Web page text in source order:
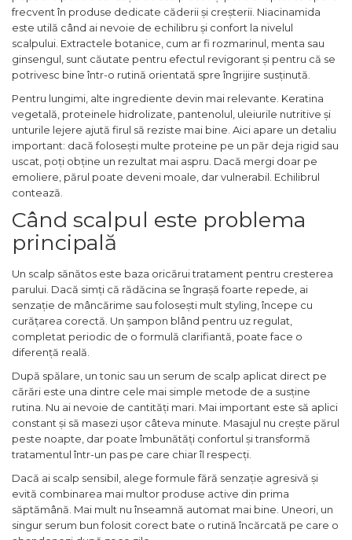
frecvent în produse dedicate căderii și creșterii. Niacinamida
este utilă când ai nevoie de echilibru și confort la nivelul
scalpului. Extractele botanice, cum ar fi rozmarinul, menta sau
ginsengul, sunt căutate pentru efectul revigorant și pentru că se
potrivesc bine într-o rutină orientată spre îngrijire susținută.
Pentru lungimi, alte ingrediente devin mai relevante. Keratina
vegetală, proteinele hidrolizate, pantenolul, uleiurile nutritive și
unturile lejere ajută firul să reziste mai bine. Aici apare un detaliu
important: dacă folosești multe proteine pe un păr deja rigid sau
uscat, poți obține un rezultat mai aspru. Dacă mergi doar pe
emoliere, părul poate deveni moale, dar vulnerabil. Echilibrul
contează.
Când scalpul este problema
principală
Un scalp sănătos este baza oricărui tratament pentru cresterea
parului. Dacă simți că rădăcina se îngrașă foarte repede, ai
senzație de mâncărime sau folosești mult styling, începe cu
curățarea corectă. Un șampon blând pentru uz regulat,
completat periodic de o formulă clarifiantă, poate face o
diferență reală.
După spălare, un tonic sau un serum de scalp aplicat direct pe
cărări este una dintre cele mai simple metode de a susține
rutina. Nu ai nevoie de cantități mari. Mai important este să aplici
constant și să masezi ușor câteva minute. Masajul nu crește părul
peste noapte, dar poate îmbunătăți confortul și transformă
tratamentul într-un pas pe care chiar îl respecți.
Dacă ai scalp sensibil, alege formule fără senzație agresivă și
evită combinarea mai multor produse active din prima
săptămână. Mai mult nu înseamnă automat mai bine. Uneori, un
singur serum bun folosit corect bate o rutină încărcată pe care o